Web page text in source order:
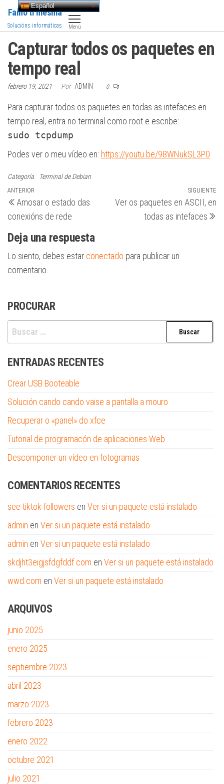
Saltar
contenido
Faino ti mesma
Solucións informáticas Menú
Capturar todos os paquetes en
tempo real
febrero 19, 2021 Por ADMIN 0
Para capturar todos os paquetes en todas as intefaces en
tempo real, entra no terminal como root e escribe:
sudo tcpdump
Podes ver o meu vídeo en: https://youtu.be/98WNukSL3P0
Categoría Terminal de Debian
Navegación
de
Entrada
anterior
ANTERIOR
Amosar o estado das
conexións de rede
SIGUIENTE
Ver os paquetes en ASCII, en
todas as intefaces
Deja una respuesta
Lo siento, debes estar conectado para publicar un
comentario.
PROCURAR
Buscar:
ENTRADAS RECENTES
Crear USB Booteable
Solución cando cando vaise a pantalla a mouro
Recuperar o «panel» do xfce
Tutorial de programacón de aplicaciones Web
Descomponer un vídeo en fotogramas
COMENTARIOS RECENTES
see tiktok followers en Ver si un paquete está instalado
admin en Ver si un paquete está instalado
admin en Ver si un paquete está instalado
skdjht3eigjsfdgfddf.com en Ver si un paquete está instalado
wwd.com en Ver si un paquete está instalado
ARQUIVOS
junio 2025
enero 2025
septiembre 2023
abril 2023
marzo 2023
febrero 2023
enero 2022
octubre 2021
julio 2021
Español